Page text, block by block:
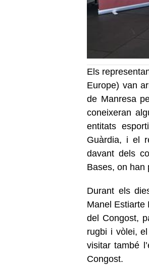
Els
Europe) van
de Manresa
coneixeran
entitats
Guàrdia, i el
davant dels
Bases, on han
Durant els
Manel Estiarte
del Congost,
rugbi i vòlei,
visitar també
Congost.